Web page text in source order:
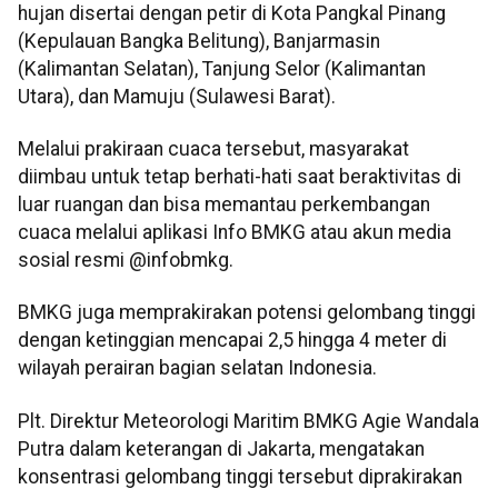
hujan disertai dengan petir di Kota Pangkal Pinang
(Kepulauan Bangka Belitung), Banjarmasin
(Kalimantan Selatan), Tanjung Selor (Kalimantan
Utara), dan Mamuju (Sulawesi Barat).
Melalui prakiraan cuaca tersebut, masyarakat
diimbau untuk tetap berhati-hati saat beraktivitas di
luar ruangan dan bisa memantau perkembangan
cuaca melalui aplikasi Info BMKG atau akun media
sosial resmi @infobmkg.
BMKG juga memprakirakan potensi gelombang tinggi
dengan ketinggian mencapai 2,5 hingga 4 meter di
wilayah perairan bagian selatan Indonesia.
Plt. Direktur Meteorologi Maritim BMKG Agie Wandala
Putra dalam keterangan di Jakarta, mengatakan
konsentrasi gelombang tinggi tersebut diprakirakan